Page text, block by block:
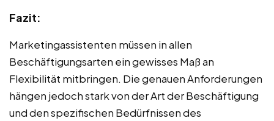
Fazit:
Marketingassistenten müssen in allen
Beschäftigungsarten ein gewisses Maß an
Flexibilität mitbringen. Die genauen Anforderungen
hängen jedoch stark von der Art der Beschäftigung
und den spezifischen Bedürfnissen des